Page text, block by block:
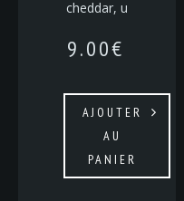
cheddar, u
9.00€
AJOUTER
AU
PANIER